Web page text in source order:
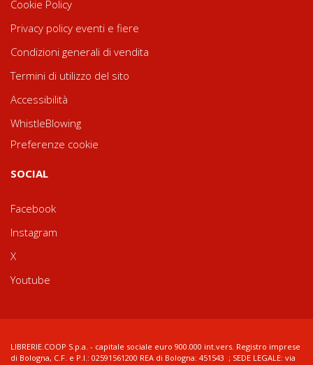
Cookie Policy
Privacy policy eventi e fiere
Condizioni generali di vendita
Termini di utilizzo del sito
Accessibilità
WhistleBlowing
Preferenze cookie
SOCIAL
Facebook
Instagram
X
Youtube
LIBRERIE.COOP S.p.a. - capitale sociale euro 900.000 int.vers. Registro imprese
di Bologna, C.F. e P.I.: 02591561200 REA di Bologna: 451543 ; SEDE LEGALE: via